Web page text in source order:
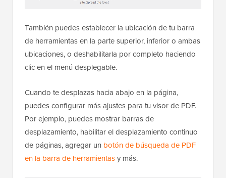
También puedes establecer la ubicación de tu barra
de herramientas en la parte superior, inferior o ambas
ubicaciones, o deshabilitarla por completo haciendo
clic en el menú desplegable.
Cuando te desplazas hacia abajo en la página,
puedes configurar más ajustes para tu visor de PDF.
Por ejemplo, puedes mostrar barras de
desplazamiento, habilitar el desplazamiento continuo
de páginas, agregar un botón de búsqueda de PDF
en la barra de herramientasy más.